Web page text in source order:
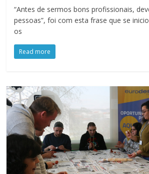
“Antes de sermos bons profissionais,
pessoas”, foi com esta frase que se
os
Read more